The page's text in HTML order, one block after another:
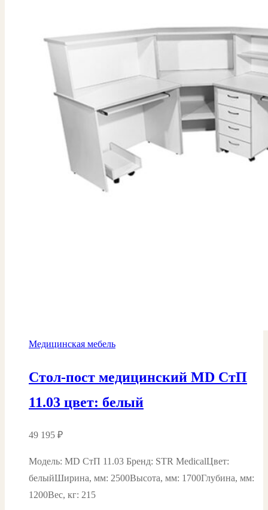
Медицинская мебель
Стол-пост медицинский MD СтП
11.03 цвет: белый
49 195 ₽
Модель: MD СтП 11.03 Бренд: STR MedicalЦвет:
белыйШирина, мм: 2500Высота, мм: 1700Глубина, мм:
1200Вес, кг: 215